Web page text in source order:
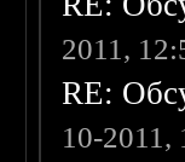
2011,
RE:
10-2011,